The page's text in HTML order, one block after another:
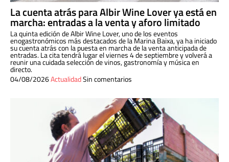
La cuenta atrás para Albir Wine Lover ya está en
marcha: entradas a la venta y aforo limitado
La quinta edición de Albir Wine Lover, uno de los eventos
enogastronómicos más destacados de la Marina Baixa, ya ha iniciado
su cuenta atrás con la puesta en marcha de la venta anticipada de
entradas. La cita tendrá lugar el viernes 4 de septiembre y volverá a
reunir una cuidada selección de vinos, gastronomía y música en
directo.
04/08/2026ActualidadSin comentarios